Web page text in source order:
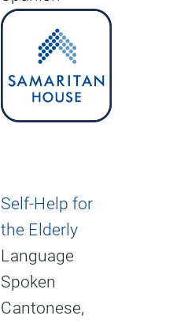
Self-Help for
the Elderly
Language
Spoken
Cantonese,